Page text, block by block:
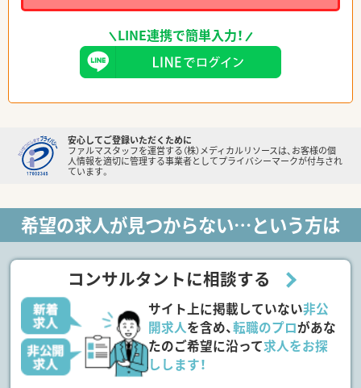
LINE連携で簡単入力！
安心してご登録いただくために
ファルマスタッフを運営する（株）メディカルリソースは、お客様の個
人情報を適切に管理する事業者としてプライバシーマークが付与され
ています。
希望の求人が見つからない…という方は
コンサルタントに相談する
サイト上に掲載していない非公
開求人を含め、転職のプロがあな
たのご希望に沿って求人をお探
しします！